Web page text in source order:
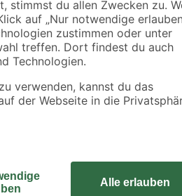
in Nassräumen, z. B. für Duschen und
Balkon und Terrasse. Die Abdichtungs-
unter keramischen Fliesen,
Mittelbrett. Sie ist hochreißfest,
sodass eine optimale und
und alkalibeständig.